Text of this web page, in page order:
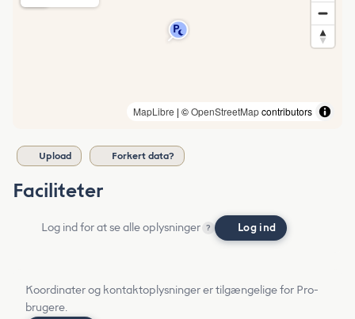
MapLibre | ©OpenStreetMapcontributors
Upload Forkert data?
Faciliteter
Log ind for at se alle oplysninger ? Log ind
Koordinater og kontaktoplysninger er tilgængelige for Pro-
brugere.